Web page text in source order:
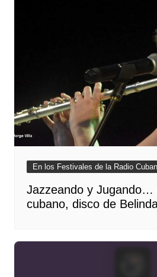
En los Festivales de la Radio
Jazzeando y Jugando…
cubano, disco de